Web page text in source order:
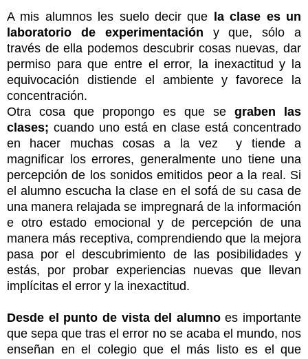
A mis alumnos les suelo decir que
la clase es un
laboratorio de experimentación y que, sólo a
través de ella podemos descubrir cosas nuevas, dar
permiso para que entre el error, la inexactitud y la
equivocación distiende el ambiente y favorece la
concentración.
Otra cosa que propongo es que se graben las
clases; cuando uno está en clase está concentrado
en hacer muchas cosas a la vez y tiende a
magnificar los errores, generalmente uno tiene una
percepción de los sonidos emitidos peor a la real. Si
el alumno escucha la clase en el sofá de su casa de
una manera relajada se impregnará de la información
e otro estado emocional y de percepción de una
manera más receptiva, comprendiendo que la mejora
pasa por el descubrimiento de las posibilidades y
estás, por probar experiencias nuevas que llevan
implícitas el error y la inexactitud.
Desde el punto de vista del alumnoes importante
que sepa que tras el error no se acaba el mundo, nos
enseñan en el colegio que el más listo es el que